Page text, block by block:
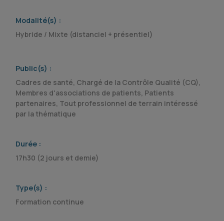
Modalité(s) :
Hybride / Mixte (distanciel + présentiel)
Public(s) :
Cadres de santé, Chargé de la Contrôle Qualité (CQ),
Membres d'associations de patients, Patients
partenaires, Tout professionnel de terrain intéressé
par la thématique
Durée :
17h30 (2 jours et demie)
Type(s) :
Formation continue